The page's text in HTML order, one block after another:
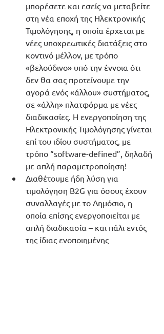
μπορέσετε και εσείς να μεταβείτε
στη νέα εποχή της Ηλεκτρονικής
Τιμολόγησης, η οποία έρχεται με
νέες υποχρεωτικές διατάξεις στο
κοντινό μέλλον, με τρόπο
«βελούδινο» υπό την έννοια ότι
δεν θα σας προτείνουμε την
αγορά ενός «άλλου» συστήματος,
σε «άλλη» πλατφόρμα με νέες
διαδικασίες. Η ενεργοποίηση της
Ηλεκτρονικής Τιμολόγησης γίνεται
επί του ιδίου συστήματος, με
τρόπο “software-defined”, δηλαδή
με απλή παραμετροποίηση!
Διαθέτουμε ήδη λύση για
τιμολόγηση B2G για όσους έχουν
συναλλαγές με το Δημόσιο, η
οποία επίσης ενεργοποιείται με
απλή διαδικασία – και πάλι εντός
της ίδιας ενοποιημένης